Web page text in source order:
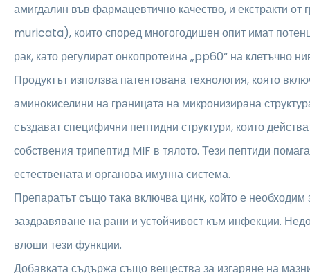
амигдалин във фармацевтично качество, и екстракти
muricata), които според многогодишен опит имат
рак, като регулират онкопротеина „pp60“ на клетъчно
Продуктът използва патентована технология, която
аминокиселини на границата на микронизирана
създават специфични пептидни структури, които
собствения трипептид MIF в тялото. Тези пептиди
естествената и органова имунна система.
Препаратът също така включва цинк, който е необходим
заздравяване на рани и устойчивост към инфекции.
влоши тези функции.
Добавката съдържа също вещества за изгаряне на